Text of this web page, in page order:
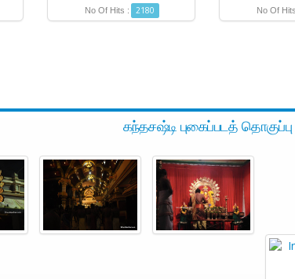
No Of Hits :
2180
No Of
கந்தசஷ்டி புகைப்படத் தொகுப்பு